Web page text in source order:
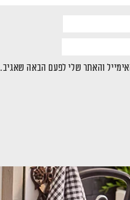
והאתר שלי לפעם הבאה שאגיב.